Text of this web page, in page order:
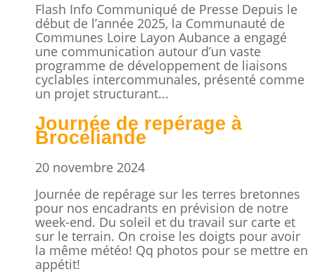
Flash Info Communiqué de Presse Depuis le
début de l’année 2025, la Communauté de
Communes Loire Layon Aubance a engagé
une communication autour d’un vaste
programme de développement de liaisons
cyclables intercommunales, présenté comme
un projet structurant...
Journée de repérage à
Brocéliande
20 novembre 2024
Journée de repérage sur les terres bretonnes
pour nos encadrants en prévision de notre
week-end. Du soleil et du travail sur carte et
sur le terrain. On croise les doigts pour avoir
la même météo! Qq photos pour se mettre en
appétit!